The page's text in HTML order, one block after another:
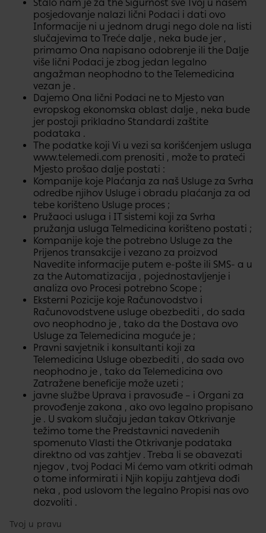
Stalo nam je za the Sigurnost sve Tvoj u našem
posjedovanje nalazi lični Podaci i dati ovo
Informacije ni u jednom drugi nego dole​ na listi
slučajevima to Treće dalje , neka bude jer ,
primamo Ona napisano odobrenje ili the Dalje
više lični Podaci je zbog jedan legalno
angažman neophodno to the Telemedicina
vezan je .
Dajemo​ Ona lični Podaci ne to Mjesto van
evropskog​ ekonomska oblast dalje , neka bude
jer postoji​ prikladno Standardi zaštite
podataka .
The podatke koji Vi u vezi sa korišćenjem usluga
www.telemedi.com​ prenositi , može to prateći
Mjesto prošao dalje postati :
Kompanije koje Plaćanja za naš Usluge za Svrha
odredbe​ njihov Usluge i obradu plaćanja za od
tebe korišteno Usluge proces ;
Pružaoci usluga i IT sistemi koji za Svrha
pružanja usluga Telmedicina​ korišteno postati ;
Kompanije koje the potrebno Usluge za the
Prijenos transakcije i​ vezano za proizvod
Navedite informacije putem e-pošte ili SMS- a u
za the Automatizacija , pojednostavljenje i
analiza ovo Procesi potrebno Scope ;
Eksterni Pozicije koje Računovodstvo i
Računovodstvene usluge obezbediti , do sada
ovo neophodno je , tako da the Dostava ovo
Usluge za Telemedicina moguće je ;
Pravni savjetnik i konsultanti koji za
Telemedicina Usluge obezbediti , do sada ovo
neophodno je , tako da Telemedicina ovo
Zatražene beneficije može uzeti ;
javne službe Uprava i pravosuđe – i Organi za
provođenje zakona , ako ovo legalno propisano
je . U svakom slučaju jedan takav Otkrivanje
težimo tome​​ the Predstavnici navedenih​
spomenuto Vlasti the Otkrivanje podataka​
direktno od vas zahtjev . Treba li se obavezati
njegov , tvoj Podaci Mi ćemo vam otkriti​ odmah
o tome informirati i Njih kopiju zahtjeva​ dođi
neka , pod uslovom the legalno Propisi nas ovo
dozvoliti .
Tvoj u pravu